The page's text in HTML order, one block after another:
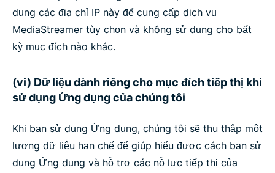
dụng các địa chỉ IP này để cung cấp dịch vụ
MediaStreamer tùy chọn và không sử dụng cho bất
kỳ mục đích nào khác.
(vi) Dữ liệu dành riêng cho mục đích tiếp thị khi
sử dụng Ứng dụng của chúng tôi
Khi bạn sử dụng Ứng dụng, chúng tôi sẽ thu thập một
lượng dữ liệu hạn chế để giúp hiểu được cách bạn sử
dụng Ứng dụng và hỗ trợ các nỗ lực tiếp thị của